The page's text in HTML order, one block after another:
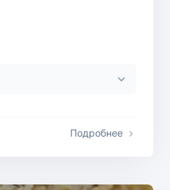
Подробнее